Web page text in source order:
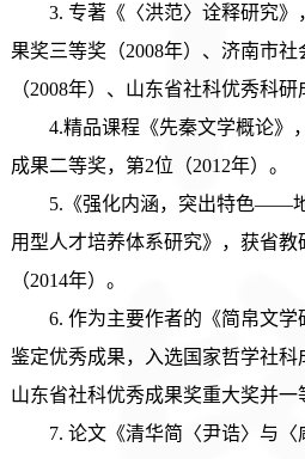
3. 专著《〈洪范〉诠释研究》
果奖三等奖 （2008年）、 济南市社
（2008年）、 山东省社科优秀科研
4.精品课程《先秦文学概论》
成果二等奖，第2位（2012年）。
5.《强化内涵，突出特色——
用型人才培养体系研究》，获省
（2014年）。
6. 作为主要作者的 《简帛文学
鉴定优秀成果，入选国家哲学社科
山东省社科优秀成果奖重大奖并一
7. 论文《清华简〈尹诰〉与